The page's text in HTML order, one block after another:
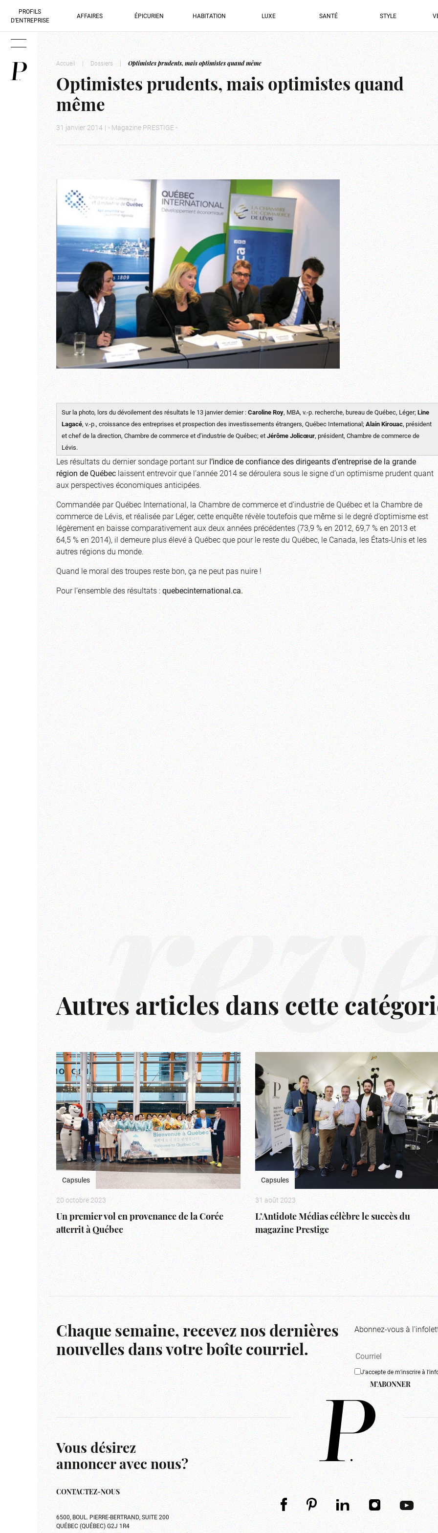
PROFILS
D’ENTREPRISE
AFFAIRES ÉPICURIEN HABITATION LUXE SANTÉ STYLE
Accueil | Dossiers | Optimistes prudents, mais optimistes quand même
Optimistes prudents, mais optimistes quand
même
31 janvier 2014 | - Magazine PRESTIGE -
Sur la photo, lors du dévoilement des résultats le 13 janvier dernier :Caroline Roy, MBA, v.-p. recherche, bureau de Québec, Léger; Line
Lagacé, v.-p., croissance des entreprises et prospection des investissements étrangers, Québec International; Alain Kirouac, président
et chef de la direction, Chambre de commerce et d’industrie de Québec; etJérôme Jolicœur, président, Chambre de commerce de
Lévis.
Les résultats du dernier sondage portant surl’indice de confiancedes dirigeants d’entreprise de la grande
région de Québeclaissent entrevoir que l’année 2014 se déroulera sous le signe d’un optimisme prudent quant
aux perspectives économiques anticipées.
Commandée par Québec International, la Chambre de commerce et d’industrie de Québec et la Chambre de
commerce de Lévis, et réalisée par Léger, cette enquête révèle toutefois que même si le degré d’optimisme est
légèrement en baisse comparativement aux deux années précédentes (73,9 % en 2012, 69,7 % en 2013 et
64,5 % en 2014), il demeure plus élevé à Québec que pour le reste du Québec, le Canada, les États-Unis et les
autres régions du monde.
Quand le moral des troupes reste bon, ça ne peut pas nuire !
Pour l’ensemble des résultats :quebecinternational.ca.
Autres articles dans cette
Capsules
20 octobre 2023
Un premier vol en provenance de la Corée
atterrit à Québec
Capsules
31 août 2023
L’Antidote Médias célèbre le succès du
magazine Prestige
Chaque semaine, recevez nos dernières
nouvelles dans votre boîte courriel.
Abonnez-vous à
J'accepte de m'inscrire à
M'ABONNER
Vous désirez
annoncer avec nous?
CONTACTEZ-NOUS
6500, BOUL. PIERRE-BERTRAND, SUITE 200
QUÉBEC (QUÉBEC) G2J 1R4